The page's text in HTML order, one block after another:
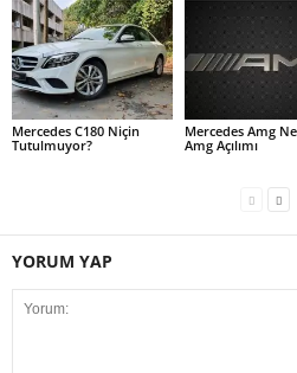
Mercedes C180 Niçin
Tutulmuyor?
Mercedes Amg
Amg Açılımı
YORUM YAP